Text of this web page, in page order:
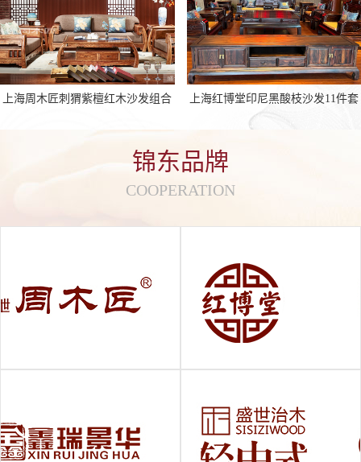
上海周木匠刺猬紫檀红木沙发组合 上海红博堂印尼黑酸枝沙发11件套
锦东品牌
COOPERATION